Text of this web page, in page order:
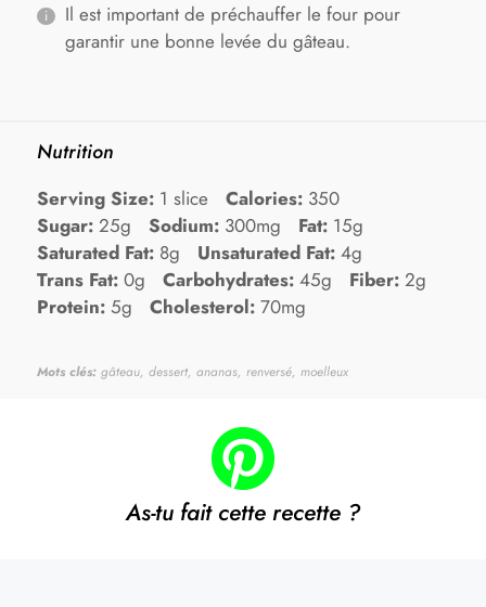
Il est important de préchauffer le four pour
garantir une bonne levée du gâteau.
Nutrition
Serving Size: 1 slice Calories: 350
Sugar: 25g Sodium: 300mg Fat: 15g
Saturated Fat: 8g Unsaturated Fat: 4g
Trans Fat: 0g Carbohydrates: 45g Fiber: 2g
Protein: 5g Cholesterol: 70mg
Mots clés: gâteau, dessert, ananas, renversé, moelleux
As-tu fait cette recette ?